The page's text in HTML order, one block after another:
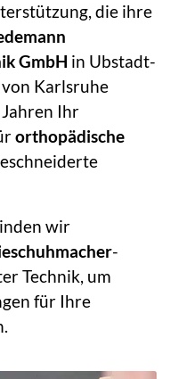
die ihre
GmbH in Ubstadt-
Karlsruhe
Ihr
orthopädische
wir
-
Technik, um
für Ihre